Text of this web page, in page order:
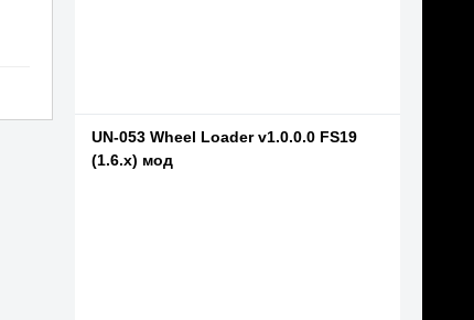
UN-053 Wheel Loader v1.0.0.0 FS19
(1.6.x) мод